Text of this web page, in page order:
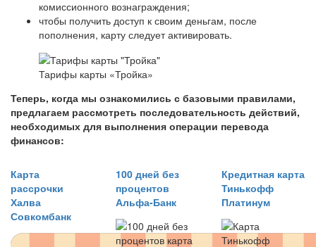
комиссионного вознаграждения;
чтобы получить доступ к своим деньгам, после
пополнения, карту следует активировать.
Тарифы карты «Тройка»
Теперь, когда мы ознакомились с базовыми правилами,
предлагаем рассмотреть последовательность действий,
необходимых для выполнения операции перевода
финансов:
Карта
рассрочки
Халва
Совкомбанк
100 дней без
процентов
Альфа-Банк
Кредитная карта
Тинькофф
Платинум